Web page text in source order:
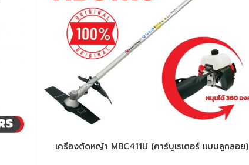
เครื่องตัดหญ้า MBC411U (คาร์บูเรเตอร์ แบบลูกลอย)